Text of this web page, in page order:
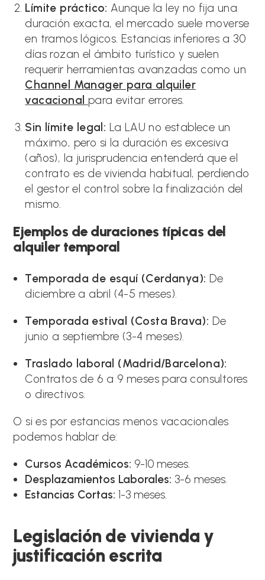
Límite práctico: Aunque la ley no fija una
duración exacta, el mercado suele moverse
en tramos lógicos. Estancias inferiores a 30
días rozan el ámbito turístico y suelen
requerir herramientas avanzadas como un
Channel Manager para alquiler
vacacional para evitar errores.
Sin límite legal: La LAU no establece un
máximo, pero si la duración es excesiva
(años), la jurisprudencia entenderá que el
contrato es de vivienda habitual, perdiendo
el gestor el control sobre la finalización del
mismo.
Ejemplos de duraciones típicas del
alquiler temporal
Temporada de esquí (Cerdanya): De
diciembre a abril (4-5 meses).
Temporada estival (Costa Brava): De
junio a septiembre (3-4 meses).
Traslado laboral (Madrid/Barcelona):
Contratos de 6 a 9 meses para consultores
o directivos.
O si es por estancias menos vacacionales
podemos hablar de:
Cursos Académicos: 9-10 meses.
Desplazamientos Laborales: 3-6 meses.
Estancias Cortas: 1-3 meses.
Legislación de vivienda y
justificación escrita